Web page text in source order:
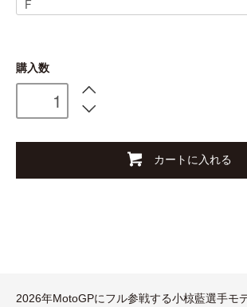
購入数
カートに入れる
2026年MotoGPにフル参戦する小椋藍選手モ